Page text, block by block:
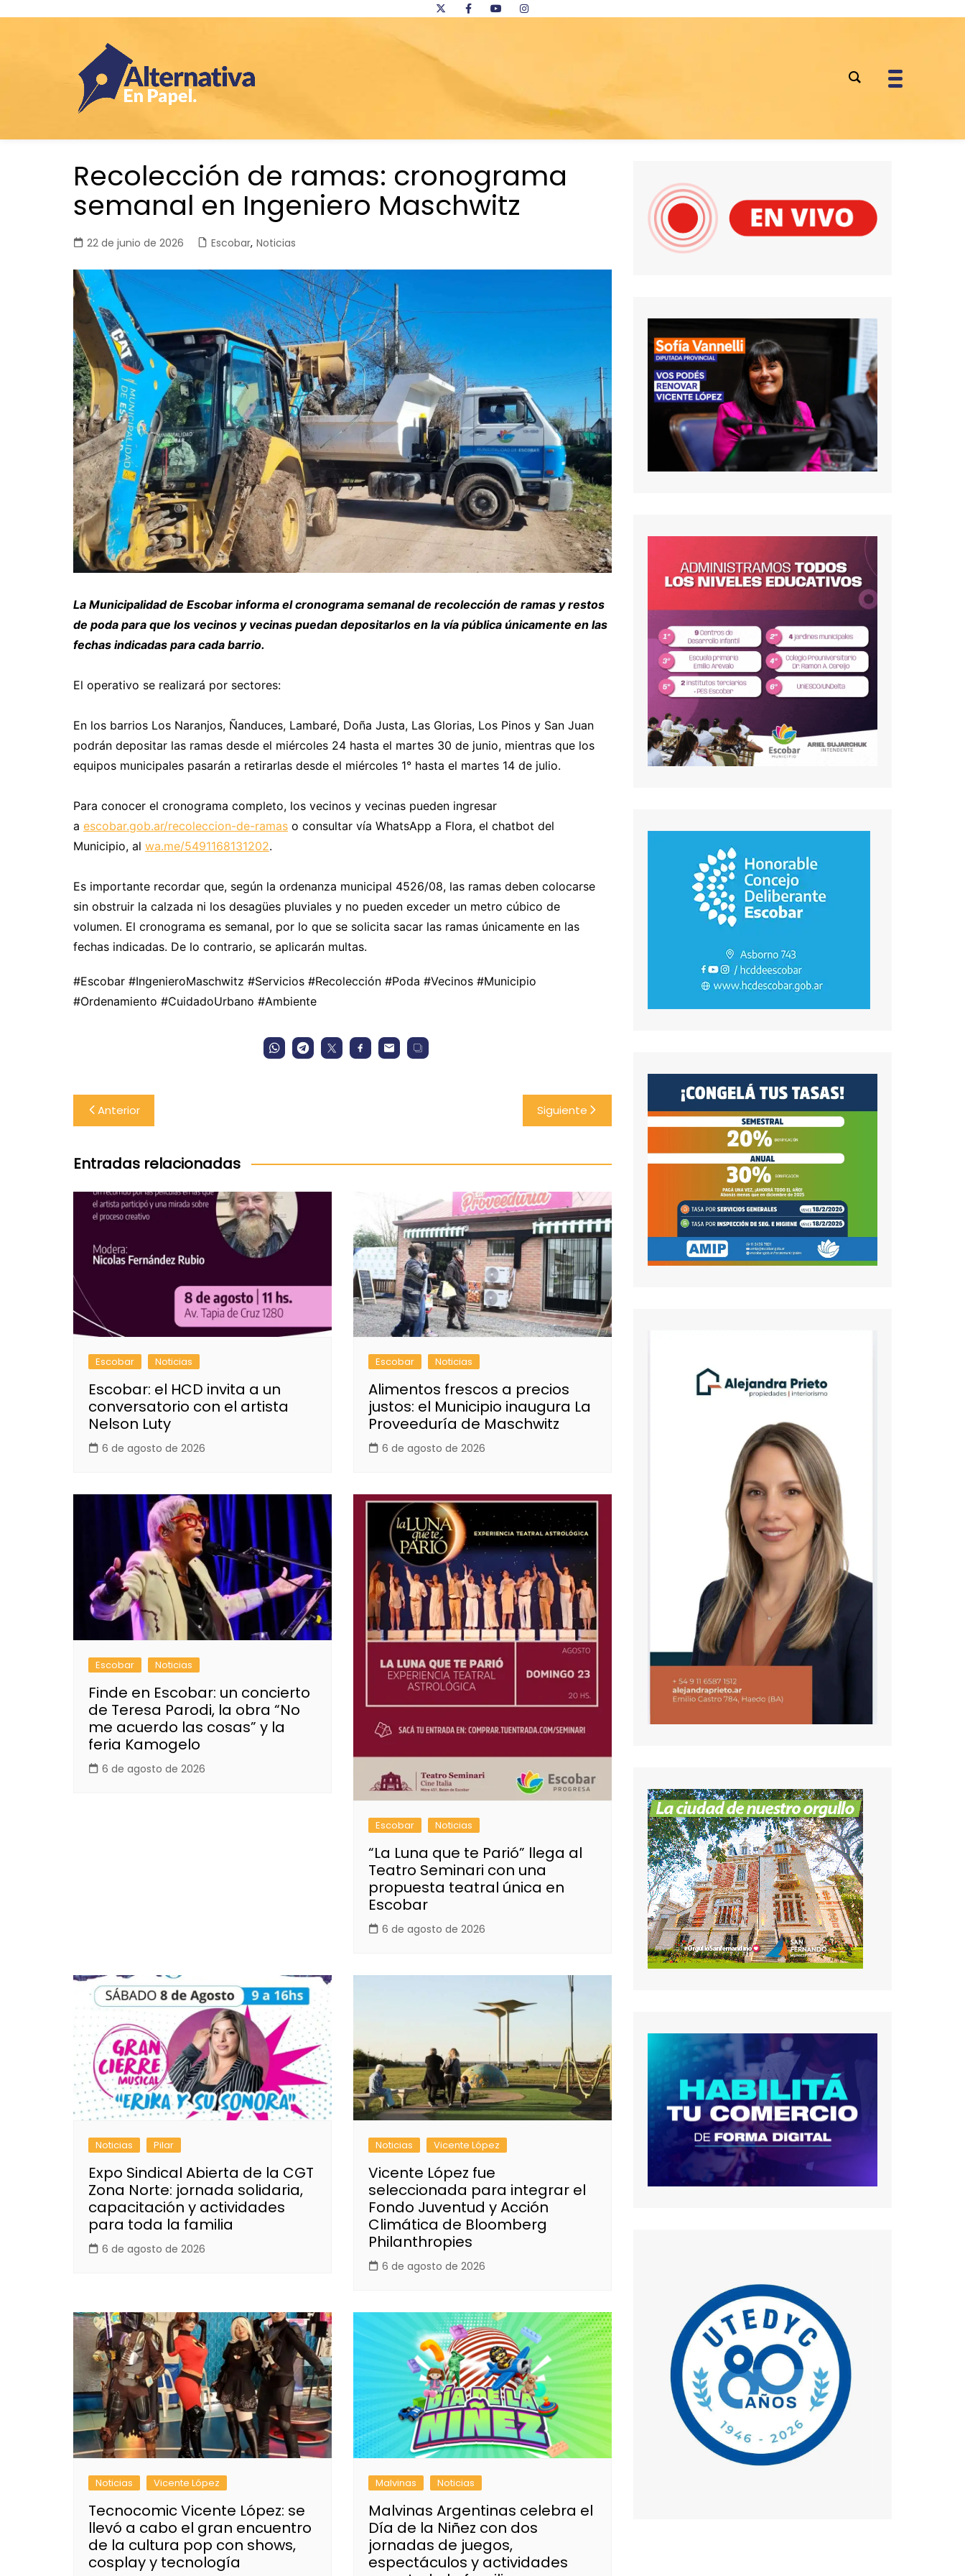
Recolección de ramas: cronograma
semanal en Ingeniero Maschwitz
22 de junio de 2026 Escobar, Noticias
La Municipalidad de Escobar informa el cronograma semanal de recolección de ramas y restos
de poda para que los vecinos y vecinas puedan depositarlos en la vía pública únicamente en las
fechas indicadas para cada barrio.
El operativo se realizará por sectores:
En los barrios Los Naranjos, Ñanduces, Lambaré, Doña Justa, Las Glorias, Los Pinos y San Juan
podrán depositar las ramas desde el miércoles 24 hasta el martes 30 de junio, mientras que los
equipos municipales pasarán a retirarlas desde el miércoles 1° hasta el martes 14 de julio.
Para conocer el cronograma completo, los vecinos y vecinas pueden ingresar
a escobar.gob.ar/recoleccion-de-ramas o consultar vía WhatsApp a Flora, el chatbot del
Municipio, al wa.me/5491168131202.
Es importante recordar que, según la ordenanza municipal 4526/08, las ramas deben colocarse
sin obstruir la calzada ni los desagües pluviales y no pueden exceder un metro cúbico de
volumen. El cronograma es semanal, por lo que se solicita sacar las ramas únicamente en las
fechas indicadas. De lo contrario, se aplicarán multas.
#Escobar #IngenieroMaschwitz #Servicios #Recolección #Poda #Vecinos #Municipio
#Ordenamiento #CuidadoUrbano #Ambiente
Navegación
de
entradas
Anterior Siguiente
Entradas relacionadas
Escobar Noticias
Escobar: el HCD invita a un
conversatorio con el artista
Nelson Luty
6 de agosto de 2026
Escobar Noticias
Alimentos frescos a precios
justos: el Municipio inaugura La
Proveeduría de Maschwitz
6 de agosto de 2026
Escobar Noticias
Finde en Escobar: un concierto
de Teresa Parodi, la obra “No
me acuerdo las cosas” y la
feria Kamogelo
6 de agosto de 2026
Escobar Noticias
“La Luna que te Parió” llega al
Teatro Seminari con una
propuesta teatral única en
Escobar
6 de agosto de 2026
Noticias Pilar
Expo Sindical Abierta de la CGT
Zona Norte: jornada solidaria,
capacitación y actividades
para toda la familia
6 de agosto de 2026
Noticias Vicente López
Vicente López fue
seleccionada para integrar el
Fondo Juventud y Acción
Climática de Bloomberg
Philanthropies
6 de agosto de 2026
Noticias Vicente López
Tecnocomic Vicente López: se
llevó a cabo el gran encuentro
de la cultura pop con shows,
cosplay y tecnología
Malvinas Noticias
Malvinas Argentinas celebra el
Día de la Niñez con dos
jornadas de juegos,
espectáculos y actividades